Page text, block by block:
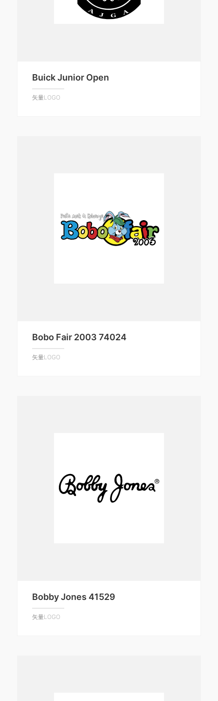
Buick Junior Open
矢量LOGO
Bobo Fair 2003 74024
矢量LOGO
Bobby Jones 41529
矢量LOGO